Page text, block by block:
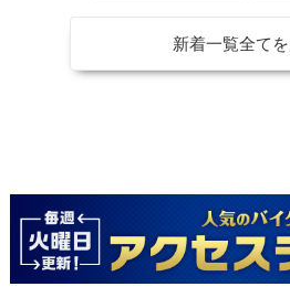
新着一覧全て